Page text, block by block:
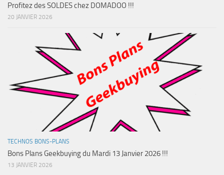
Profitez des SOLDES chez DOMADOO !!!
20 JANVIER 2026
TECHNOS BONS-PLANS
Bons Plans Geekbuying du Mardi 13 Janvier 2026 !!!
13 JANVIER 2026